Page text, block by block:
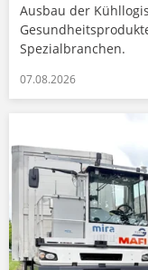
Ausbau der
Spezialbranchen.
07.08.2026